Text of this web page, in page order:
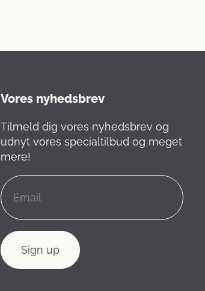
Vores nyhedsbrev
Tilmeld dig vores nyhedsbrev og
udnyt vores specialtilbud og meget
mere!